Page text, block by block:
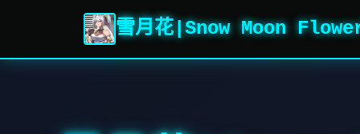
雪月花|Snow Moon